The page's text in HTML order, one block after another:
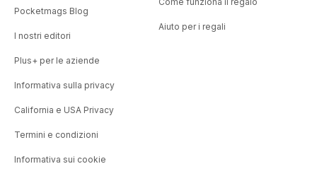
Pocketmags Blog
I nostri editori
Plus+ per le aziende
Informativa sulla privacy
California e USA Privacy
Termini e condizioni
Informativa sui cookie
Aiuto per i regali